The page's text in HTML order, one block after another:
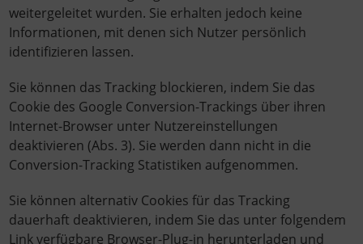
weitergeleitet wurden. Sie erhalten jedoch keine
Informationen, mit denen sich Nutzer persönlich
identifizieren lassen.
Sie können das Tracking blockieren, indem Sie das
Cookie des Google Conversion-Trackings über ihren
Internet-Browser unter Nutzereinstellungen
deaktivieren (Abs. 3). Sie werden dann nicht in die
Conversion-Tracking Statistiken aufgenommen.
Sie können alternativ Cookies für das Tracking
dauerhaft deaktivieren, indem Sie das unter folgendem
Link verfügbare Browser-Plug-in herunterladen und